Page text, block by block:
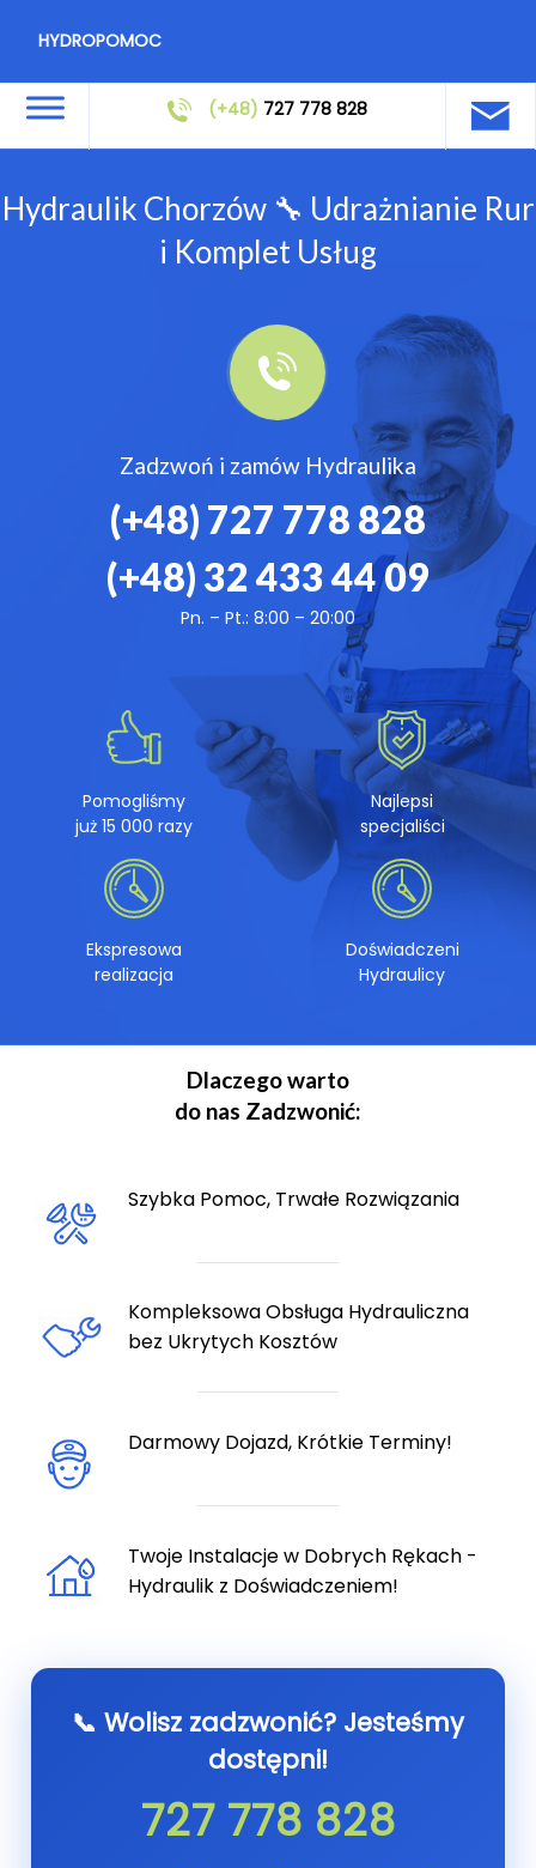
HYDROPOMOC
(+48) 727 778 828
Hydraulik Chorzów 🔧 Udrażnianie Rur
i Komplet Usług
Zadzwoń i zamów Hydraulika
(+48) 727 778 828
(+48) 32 433 44 09
Pn. – Pt.: 8:00 – 20:00
Pomogliśmy
już 15 000 razy
Najlepsi
specjaliści
Ekspresowa
realizacja
Doświadczeni
Hydraulicy
Dlaczego warto
do nas Zadzwonić:
Szybka Pomoc, Trwałe Rozwiązania
Kompleksowa Obsługa Hydrauliczna
bez Ukrytych Kosztów
Darmowy Dojazd, Krótkie Terminy!
Twoje Instalacje w Dobrych Rękach -
Hydraulik z Doświadczeniem!
📞 Wolisz zadzwonić? Jesteśmy
dostępni!
727 778 828